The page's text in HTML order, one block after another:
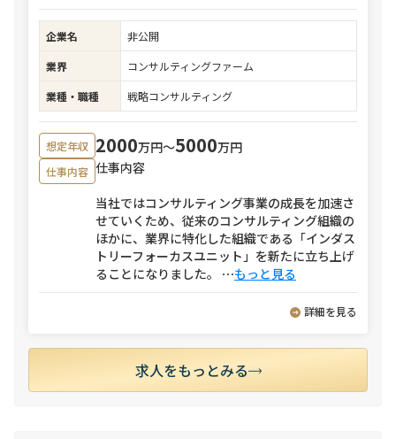
企業名
非公開
業界
コンサルティングファーム
業種・職種
戦略コンサルティング
想定年収 2000万円〜5000万円
仕事内容 仕事内容
当社ではコンサルティング事業の成長を加速さ
せていくため、従来のコンサルティング組織の
ほかに、業界に特化した組織である「インダス
トリーフォーカスユニット」を新たに立ち上げ
ることになりました。 ⋯もっと見る
詳細を見る
求人をもっとみる